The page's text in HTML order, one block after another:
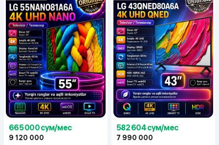
665 000 сум/мес
9 120 000
582 604 сум/мес
7 990 000